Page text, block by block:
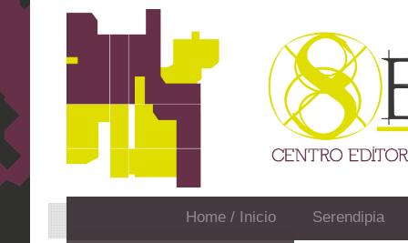
Home / Inicio Serendipia